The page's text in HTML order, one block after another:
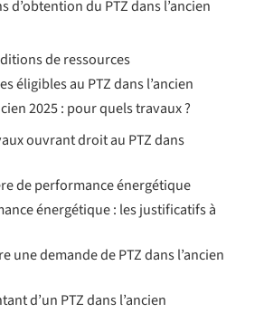
d’obtention du PTZ dans l’ancien
de ressources
éligibles au PTZ dans l’ancien
2025 : pour quels travaux ?
ouvrant droit au PTZ dans
de performance énergétique
énergétique : les justificatifs à
une demande de PTZ dans l’ancien
d’un PTZ dans l’ancien